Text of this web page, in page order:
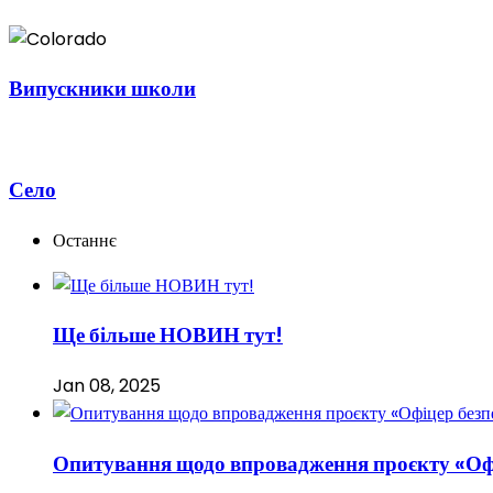
Випускники школи
Село
Останнє
Ще більше НОВИН тут!
Jan 08, 2025
Опитування щодо впровадження проєкту